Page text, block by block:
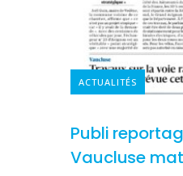
ACTUALITÉS
Publi
Vaucluse